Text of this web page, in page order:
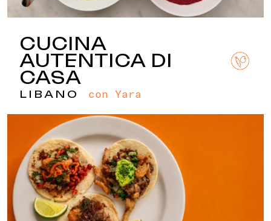
CUCINA
AUTENTICA DI
CASA
LIBANO con Yara